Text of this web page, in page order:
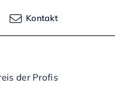
Kontakt
der Profis